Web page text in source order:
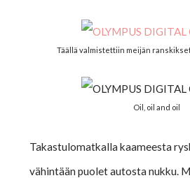
Täällä valmistettiin meijän
Oil, oil and oil
Takastulomatkalla kaameesta
vähintään puolet autosta nukku.